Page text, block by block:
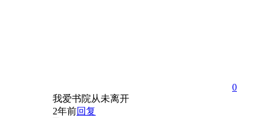
0
我爱书院从未离开
2年前回复